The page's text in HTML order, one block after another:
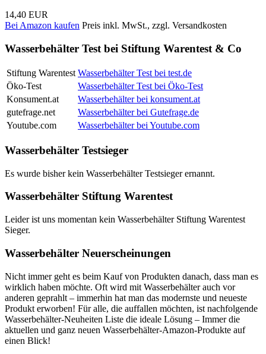
14,40 EUR
Bei Amazon kaufen Preis inkl. MwSt., zzgl. Versandkosten
Wasserbehälter Test bei Stiftung Warentest & Co
Stiftung Warentest Wasserbehälter Test bei test.de
Öko-Test
Wasserbehälter Test bei Öko-Test
Konsument.at
Wasserbehälter bei konsument.at
gutefrage.net
Wasserbehälter bei Gutefrage.de
Youtube.com
Wasserbehälter bei Youtube.com
Wasserbehälter Testsieger
Es wurde bisher kein Wasserbehälter Testsieger ernannt.
Wasserbehälter Stiftung Warentest
Leider ist uns momentan kein Wasserbehälter Stiftung Warentest
Sieger.
Wasserbehälter Neuerscheinungen
Nicht immer geht es beim Kauf von Produkten danach, dass man es
wirklich haben möchte. Oft wird mit Wasserbehälter auch vor
anderen geprahlt – immerhin hat man das modernste und neueste
Produkt erworben! Für alle, die auffallen möchten, ist nachfolgende
Wasserbehälter-Neuheiten Liste die ideale Lösung – Immer die
aktuellen und ganz neuen Wasserbehälter-Amazon-Produkte auf
einen Blick!